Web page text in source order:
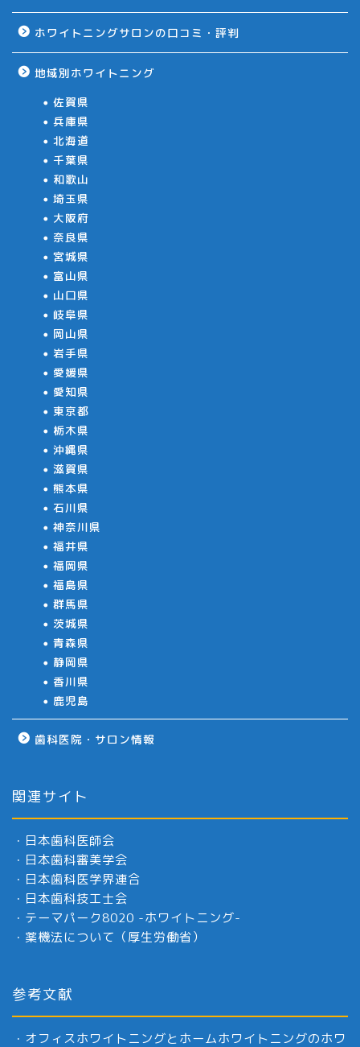
ホワイトニングサロンの口コミ・評判
地域別ホワイトニング
佐賀県
兵庫県
北海道
千葉県
和歌山
埼玉県
大阪府
奈良県
宮城県
富山県
山口県
岐阜県
岡山県
岩手県
愛媛県
愛知県
東京都
栃木県
沖縄県
滋賀県
熊本県
石川県
神奈川県
福井県
福岡県
福島県
群馬県
茨城県
青森県
静岡県
香川県
鹿児島
歯科医院・サロン情報
関連サイト
・ 日本歯科医師会
・ 日本歯科審美学会
・ 日本歯科医学界連合
・ 日本歯科技工士会
・ テーマパーク8020 -ホワイトニング-
・ 薬機法について（厚生労働省）
参考文献
・ オフィスホワイトニングとホームホワイトニングのホワ